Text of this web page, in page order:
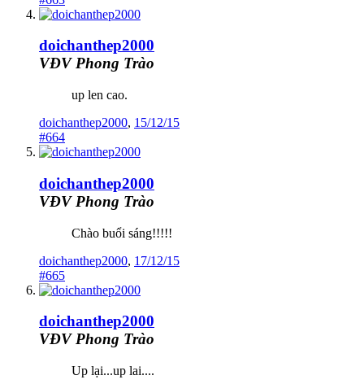
doichanthep2000
VĐV Phong Trào
up len cao.
doichanthep2000, 15/12/15
#664
doichanthep2000
VĐV Phong Trào
Chào buổi sáng!!!!!
doichanthep2000, 17/12/15
#665
doichanthep2000
VĐV Phong Trào
Up lại...up lai....